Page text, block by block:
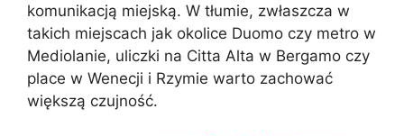
komunikacją miejską. W tłumie, zwłaszcza w
takich miejscach jak okolice Duomo czy metro w
Mediolanie, uliczki na Citta Alta w Bergamo czy
place w Wenecji i Rzymie warto zachować
większą czujność.